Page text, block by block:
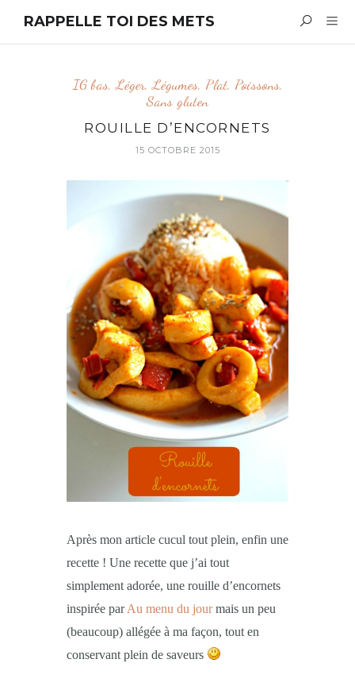
RAPPELLE TOI DES METS
IG bas,Léger,Légumes, Plat, Poissons,
Sans gluten
ROUILLE D’ENCORNETS
15 OCTOBRE 2015
Après mon article cucul tout plein, enfin une
recette ! Une recette que j’ai tout
simplement adorée, une rouille d’encornets
inspirée parAu menu du jourmais un peu
(beaucoup) allégée à ma façon, tout en
conservant plein de saveurs